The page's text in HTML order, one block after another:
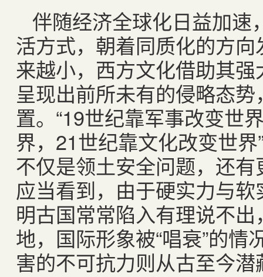
伴随经济全球化日益加速
活方式，朝着同质化的方
来越小，西方文化借助其
呈现出前所未有的侵略态
置。“19世纪靠军事改变世
界，21世纪靠文化改变世
不仅是领土安全问题，还
应当看到，由于硬实力与
明古国常常陷入有理说不
地，国际形象被“唱衰”的
害的不可抗力则从古至今